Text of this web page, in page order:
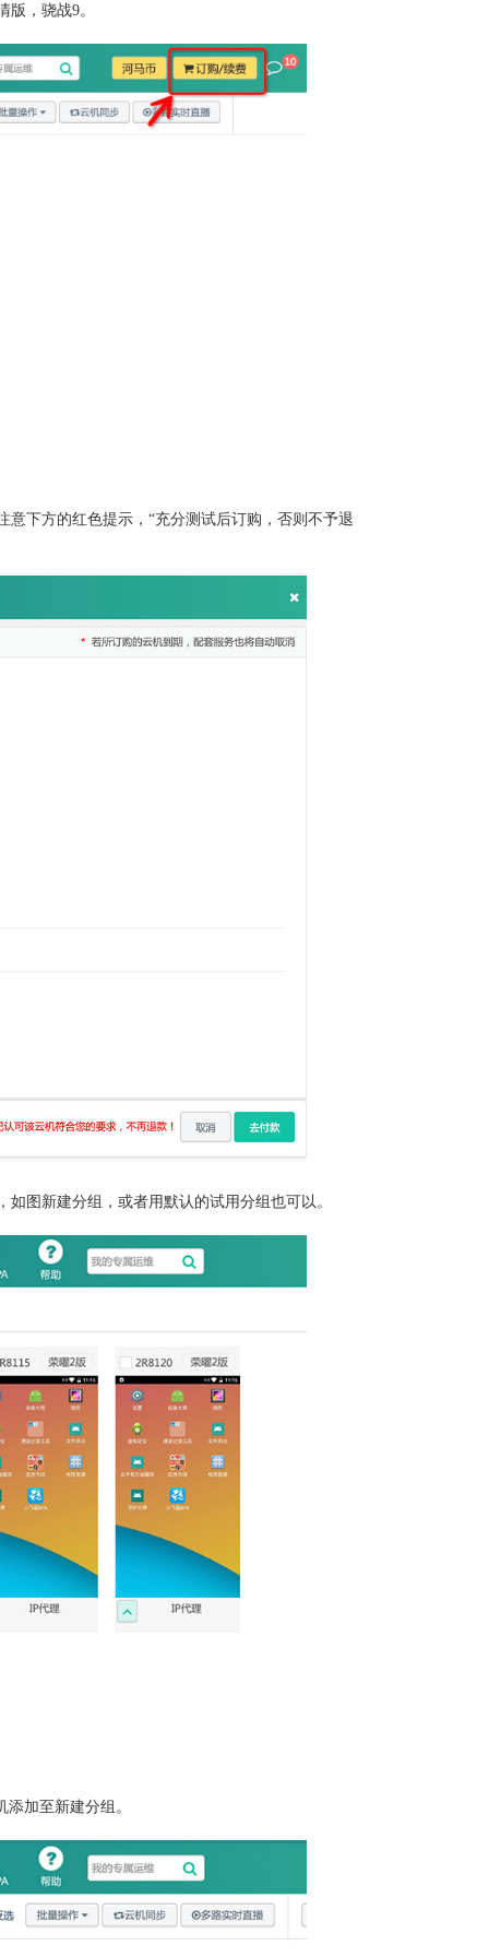
版，骁战9。
下方的红色提示，“充分测试后订购，否则不予退
图新建分组，或者用默认的试用分组也可以。
加至新建分组。